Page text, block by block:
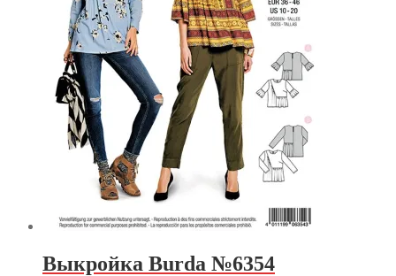
Выкройка Burda №6354